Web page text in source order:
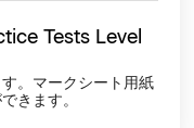
Tests Level
。マークシート用紙
きます。